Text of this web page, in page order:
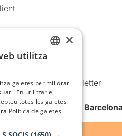
comercials i Newsletter
newsletter de Teatre
×
utilitza
galetes per millorar
En utilitzar el
totes les galetes
Política de galetes.